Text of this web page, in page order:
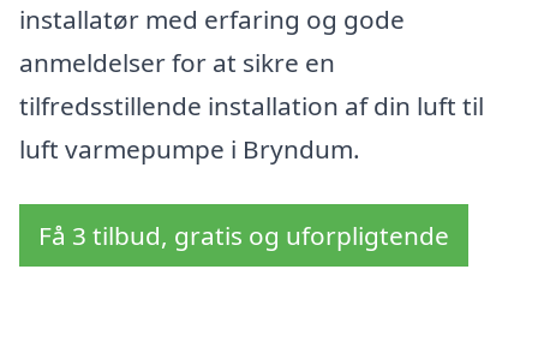
installatør med erfaring og gode
anmeldelser for at sikre en
tilfredsstillende installation af din luft til
luft varmepumpe i Bryndum.
Få 3 tilbud, gratis og uforpligtende